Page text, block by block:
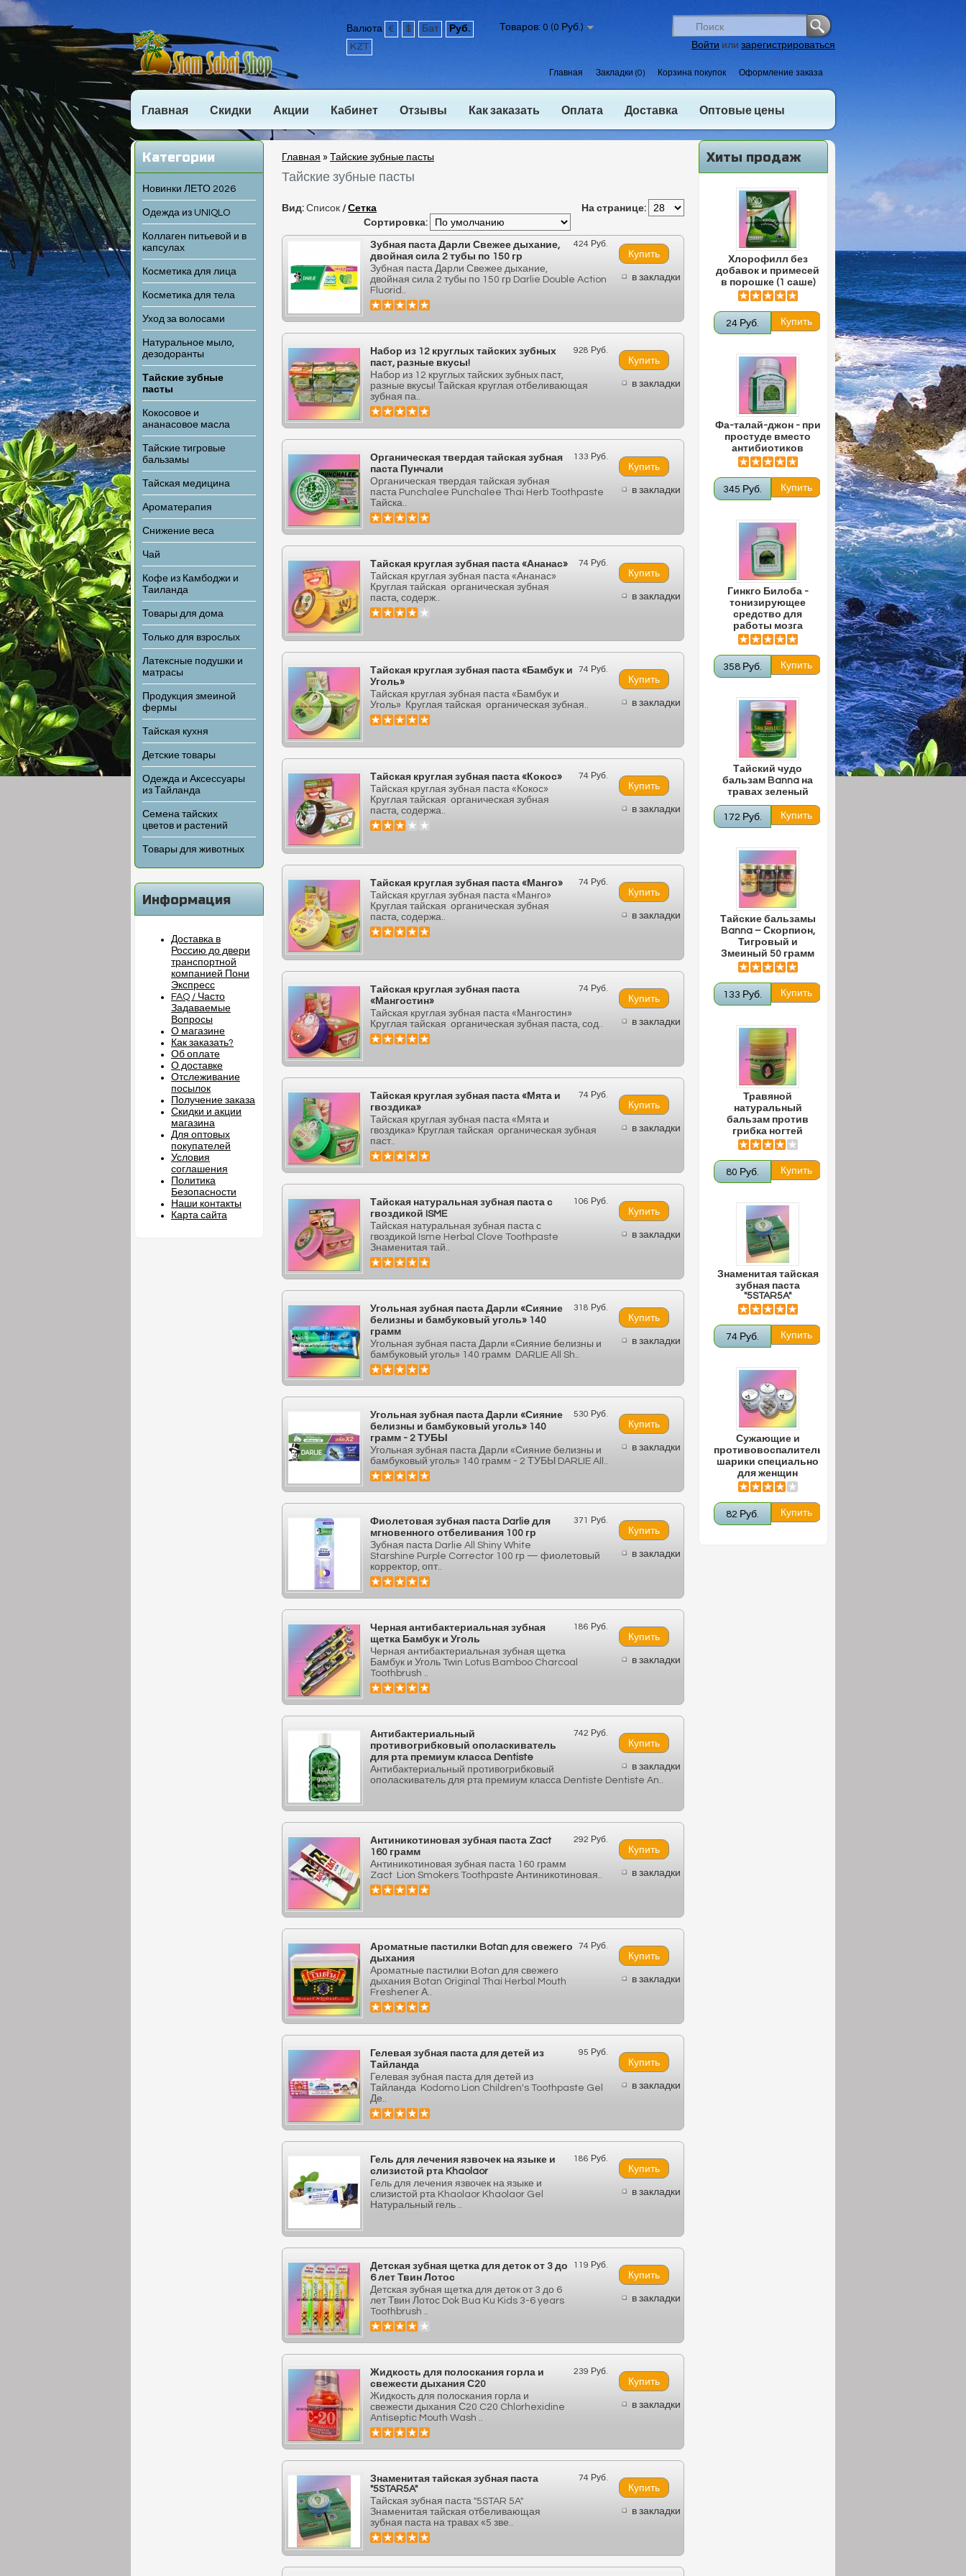
Валюта € $ Бат
Руб.
KZT
Товаров: 0 (0 Руб.)
Войти или зарегистрироваться
Главная Закладки (0) Корзина покупок Оформление заказа
Главная Скидки Акции Кабинет Отзывы Как заказать Оплата Доставка Оптовые цены
Категории
Новинки ЛЕТО 2026
Одежда из UNIQLO
Коллаген питьевой и в
капсулах
Косметика для лица
Косметика для тела
Уход за волосами
Натуральное мыло,
дезодоранты
Тайские зубные
пасты
Кокосовое и
ананасовое масла
Тайские тигровые
бальзамы
Тайская медицина
Ароматерапия
Снижение веса
Чай
Кофе из Камбоджи и
Таиланда
Товары для дома
Только для взрослых
Латексные подушки и
матрасы
Продукция змеиной
фермы
Тайская кухня
Детские товары
Одежда и Аксессуары
из Тайланда
Семена тайских
цветов и растений
Товары для животных
Информация
Доставка в
Россию до двери
транспортной
компанией Пони
Экспресс
FAQ / Часто
Задаваемые
Вопросы
О магазине
Как заказать?
Об оплате
О доставке
Отслеживание
посылок
Получение заказа
Скидки и акции
магазина
Для оптовых
покупателей
Условия
соглашения
Политика
Безопасности
Наши контакты
Карта сайта
Хиты продаж
Хлорофилл без
добавок и примесей
в порошке (1 саше)
24 Руб.
Фа-талай-джон - при
простуде вместо
антибиотиков
345 Руб.
Гинкго Билоба -
тонизирующее
средство для
работы мозга
358 Руб.
Тайский чудо
бальзам Banna на
травах зеленый
172 Руб.
Тайские бальзамы
Banna – Скорпион,
Тигровый и
Змеиный 50 грамм
133 Руб.
Травяной
натуральный
бальзам против
грибка ногтей
80 Руб.
Знаменитая тайская
зубная паста
"5STAR5A"
74 Руб.
Сужающие и
противовоспалительные
шарики специально
для женщин
82 Руб.
Главная » Тайские зубные пасты
Тайские зубные пасты
Вид: Список / Сетка
На странице:
Сортировка:
в закладки
424 Руб.
Зубная паста Дарли Свежее дыхание,
двойная сила 2 тубы по 150 гр
Зубная паста Дарли Свежее дыхание,
двойная сила 2 тубы по 150 гр Darlie Double Action
Fluorid..
в закладки
928 Руб.
Набор из 12 круглых тайских зубных
паст, разные вкусы!
Набор из 12 круглых тайских зубных паст,
разные вкусы! Тайская круглая отбеливающая
зубная па..
в закладки
133 Руб.
Органическая твердая тайская зубная
паста Пунчали
Органическая твердая тайская зубная
паста Punchalee Punchalee Thai Herb Toothpaste
Тайска..
в закладки
74 Руб.
Тайская круглая зубная паста «Ананас»
Тайская круглая зубная паста «Ананас»
Круглая тайская органическая зубная
паста, содерж..
в закладки
74 Руб.
Тайская круглая зубная паста «Бамбук и
Уголь»
Тайская круглая зубная паста «Бамбук и
Уголь» Круглая тайская органическая зубная..
в закладки
74 Руб.
Тайская круглая зубная паста «Кокос»
Тайская круглая зубная паста «Кокос»
Круглая тайская органическая зубная
паста, содержа..
в закладки
74 Руб.
Тайская круглая зубная паста «Манго»
Тайская круглая зубная паста «Манго»
Круглая тайская органическая зубная
паста, содержа..
в закладки
74 Руб.
Тайская круглая зубная паста
«Мангостин»
Тайская круглая зубная паста «Мангостин»
Круглая тайская органическая зубная паста, сод..
в закладки
74 Руб.
Тайская круглая зубная паста «Мята и
гвоздика»
Тайская круглая зубная паста «Мята и
гвоздика» Круглая тайская органическая зубная
паст..
в закладки
106 Руб.
Тайская натуральная зубная паста с
гвоздикой ISME
Тайская натуральная зубная паста с
гвоздикой Isme Herbal Clove Toothpaste
Знаменитая тай..
в закладки
318 Руб.
Угольная зубная паста Дарли «Сияние
белизны и бамбуковый уголь» 140
грамм
Угольная зубная паста Дарли «Сияние белизны и
бамбуковый уголь» 140 грамм DARLIE All Sh..
в закладки
530 Руб.
Угольная зубная паста Дарли «Сияние
белизны и бамбуковый уголь» 140
грамм - 2 ТУБЫ
Угольная зубная паста Дарли «Сияние белизны и
бамбуковый уголь» 140 грамм - 2 ТУБЫ DARLIE All..
в закладки
371 Руб.
Фиолетовая зубная паста Darlie для
мгновенного отбеливания 100 гр
Зубная паста Darlie All Shiny White
Starshine Purple Corrector 100 гр — фиолетовый
корректор, опт..
в закладки
186 Руб.
Черная антибактериальная зубная
щетка Бамбук и Уголь
Черная антибактериальная зубная щетка
Бамбук и Уголь Twin Lotus Bamboo Charcoal
Toothbrush ..
в закладки
742 Руб.
Антибактериальный
противогрибковый ополаскиватель
для рта премиум класса Dentiste
Антибактериальный противогрибковый
ополаскиватель для рта премиум класса Dentiste Dentiste An..
в закладки
292 Руб.
Антиникотиновая зубная паста Zact
160 грамм
Антиникотиновая зубная паста 160 грамм
Zact Lion Smokers Toothpaste Антиникотиновая..
в закладки
74 Руб.
Ароматные пастилки Botan для свежего
дыхания
Ароматные пастилки Botan для свежего
дыхания Botan Original Thai Herbal Mouth
Freshener А..
в закладки
95 Руб.
Гелевая зубная паста для детей из
Тайланда
Гелевая зубная паста для детей из
Тайланда Kodomo Lion Children's Toothpaste Gel
Де..
в закладки
186 Руб.
Гель для лечения язвочек на языке и
слизистой рта Khaolaor
Гель для лечения язвочек на языке и
слизистой рта Khaolaor Khaolaor Gel
Натуральный гель ..
в закладки
119 Руб.
Детская зубная щетка для деток от 3 до
6 лет Твин Лотос
Детская зубная щетка для деток от 3 до 6
лет Твин Лотос Dok Bua Ku Kids 3-6 years
Toothbrush ..
в закладки
239 Руб.
Жидкость для полоскания горла и
свежести дыхания С20
Жидкость для полоскания горла и
свежести дыхания С20 C20 Chlorhexidine
Antiseptic Mouth Wash ..
в закладки
74 Руб.
Знаменитая тайская зубная паста
"5STAR5A"
Тайская зубная паста "5STAR 5A"
Знаменитая тайская отбеливающая
зубная паста на травах «5 зве..